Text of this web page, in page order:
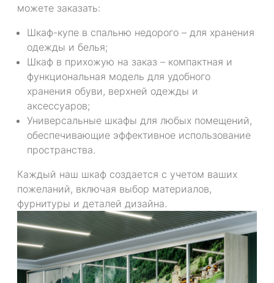
можете заказать:
Шкаф-купе в спальню недорого – для хранения
одежды и белья;
Шкаф в прихожую на заказ – компактная и
функциональная модель для удобного
хранения обуви, верхней одежды и
аксессуаров;
Универсальные шкафы для любых помещений,
обеспечивающие эффективное использование
пространства.
Каждый наш шкаф создается с учетом ваших
пожеланий, включая выбор материалов,
фурнитуры и деталей дизайна.